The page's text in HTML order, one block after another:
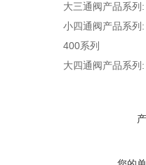
大三通阀产品系
小四通阀产品系
400系列
大四通阀产品系